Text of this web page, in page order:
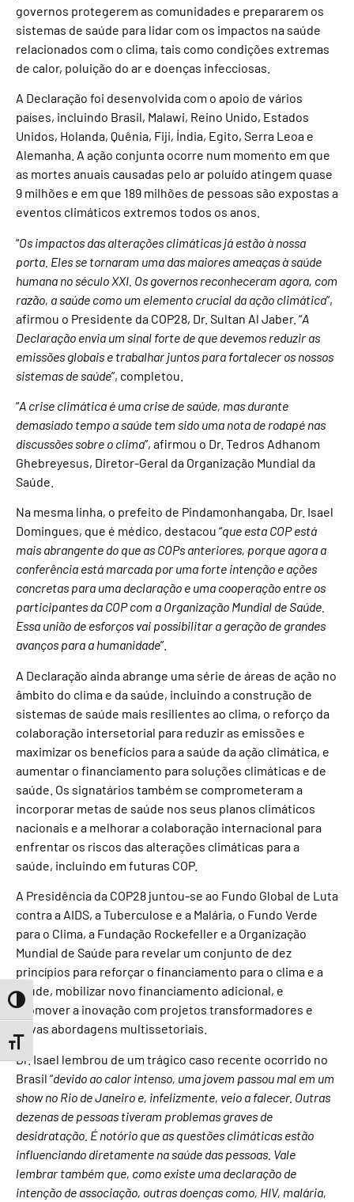
Toggle High Contrast
Toggle Font size
governos protegerem as comunidades e prepararem os
sistemas de saúde para lidar com os impactos na saúde
relacionados com o clima, tais como condições extremas
de calor, poluição do ar e doenças infecciosas.
A Declaração foi desenvolvida com o apoio de vários
países, incluindo Brasil, Malawi, Reino Unido, Estados
Unidos, Holanda, Quênia, Fiji, Índia, Egito, Serra Leoa e
Alemanha. A ação conjunta ocorre num momento em que
as mortes anuais causadas pelo ar poluído atingem quase
9 milhões e em que 189 milhões de pessoas são expostas a
eventos climáticos extremos todos os anos.
“Os impactos das alterações climáticas já estão à nossa
porta. Eles se tornaram uma das maiores ameaças à saúde
humana no século XXI. Os governos reconheceram agora, com
razão, a saúde como um elemento crucial da ação climática”,
afirmou o Presidente da COP28, Dr. Sultan Al Jaber. “A
Declaração envia um sinal forte de que devemos reduzir as
emissões globais e trabalhar juntos para fortalecer os nossos
sistemas de saúde”, completou.
“A crise climática é uma crise de saúde, mas durante
demasiado tempo a saúde tem sido uma nota de rodapé nas
discussões sobre o clima”, afirmou o Dr. Tedros Adhanom
Ghebreyesus, Diretor-Geral da Organização Mundial da
Saúde.
Na mesma linha, o prefeito de Pindamonhangaba, Dr. Isael
Domingues, que é médico, destacou “que esta COP está
mais abrangente do que as COPs anteriores, porque agora a
conferência está marcada por uma forte intenção e ações
concretas para uma declaração e uma cooperação entre os
participantes da COP com a Organização Mundial de Saúde.
Essa união de esforços vai possibilitar a geração de grandes
avanços para a humanidade”.
A Declaração ainda abrange uma série de áreas de ação no
âmbito do clima e da saúde, incluindo a construção de
sistemas de saúde mais resilientes ao clima, o reforço da
colaboração intersetorial para reduzir as emissões e
maximizar os benefícios para a saúde da ação climática, e
aumentar o financiamento para soluções climáticas e de
saúde. Os signatários também se comprometeram a
incorporar metas de saúde nos seus planos climáticos
nacionais e a melhorar a colaboração internacional para
enfrentar os riscos das alterações climáticas para a
saúde, incluindo em futuras COP.
A Presidência da COP28 juntou-se ao Fundo Global de Luta
contra a AIDS, a Tuberculose e a Malária, o Fundo Verde
para o Clima, a Fundação Rockefeller e a Organização
Mundial de Saúde para revelar um conjunto de dez
princípios para reforçar o financiamento para o clima e a
saúde, mobilizar novo financiamento adicional, e
promover a inovação com projetos transformadores e
novas abordagens multissetoriais.
Dr. Isael lembrou de um trágico caso recente ocorrido no
Brasil “devido ao calor intenso, uma jovem passou mal em um
show no Rio de Janeiro e, infelizmente, veio a falecer. Outras
dezenas de pessoas tiveram problemas graves de
desidratação. É notório que as questões climáticas estão
influenciando diretamente na saúde das pessoas. Vale
lembrar também que, como existe uma declaração de
intenção de associação, outras doenças como, HIV, malária,